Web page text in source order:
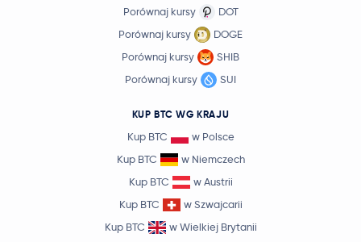
Porównaj kursy
DOT
Porównaj kursy
DOGE
Porównaj kursy
SHIB
Porównaj kursy
SUI
KUP BTC WG KRAJU
Kup BTC
w Polsce
Kup BTC
w Niemczech
Kup BTC
w Austrii
Kup BTC
w Szwajcarii
Kup BTC
w Wielkiej Brytanii